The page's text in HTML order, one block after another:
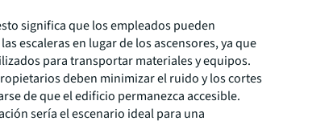
significa que los empleados pueden
escaleras en lugar de los ascensores, ya que
para transportar materiales y equipos.
deben minimizar el ruido y los cortes
de que el edificio permanezca accesible.
sería el escenario ideal para una